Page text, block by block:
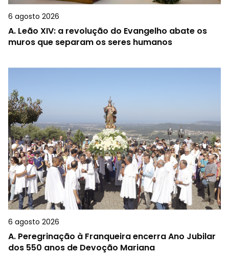
6 agosto 2026
A. Leão XIV: a revolução do Evangelho abate os
muros que separam os seres humanos
6 agosto 2026
A. Peregrinação à Franqueira encerra Ano Jubilar
dos 550 anos de Devoção Mariana